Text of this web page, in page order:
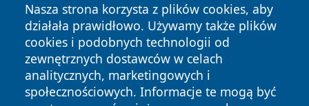
Nasza strona korzysta z plików cookies, aby
działała prawidłowo. Używamy także plików
cookies i podobnych technologii od
zewnętrznych dostawców w celach
analitycznych, marketingowych i
społecznościowych. Informacje te mogą być
Copyright © 2026 wrotachorzowa.pl Wszystkie prawa
zastrzeżone.